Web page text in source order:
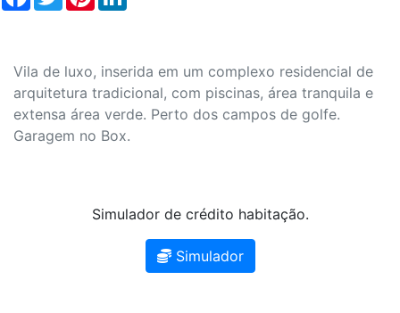
Vila de luxo, inserida em um complexo residencial de
arquitetura tradicional, com piscinas, área tranquila e
extensa área verde. Perto dos campos de golfe.
Garagem no Box.
Simulador de crédito habitação.
Simulador